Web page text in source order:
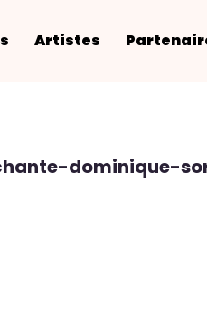
Artistes
dominique-